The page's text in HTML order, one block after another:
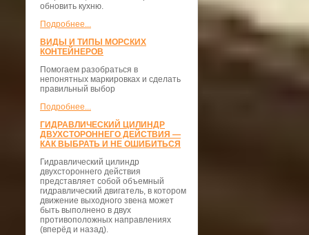
обновить кухню.
Подробнее...
ВИДЫ И ТИПЫ МОРСКИХ
КОНТЕЙНЕРОВ
Помогаем разобраться в
непонятных маркировках и сделать
правильный выбор
Подробнее...
ГИДРАВЛИЧЕСКИЙ ЦИЛИНДР
ДВУХСТОРОННЕГО ДЕЙСТВИЯ —
КАК ВЫБРАТЬ И НЕ ОШИБИТЬСЯ
Гидравлический цилиндр
двухстороннего действия
представляет собой объемный
гидравлический двигатель, в котором
движение выходного звена может
быть выполнено в двух
противоположных направлениях
(вперёд и назад).